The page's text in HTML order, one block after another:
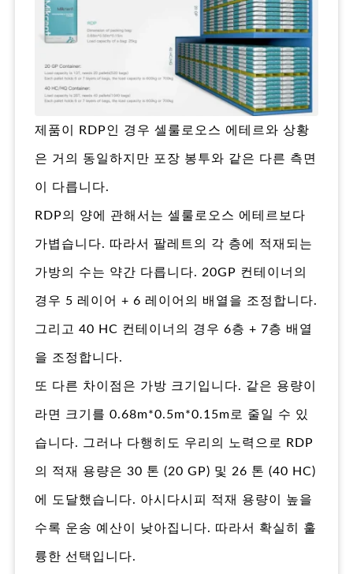
제품이 RDP인 경우 셀룰로오스 에테르와 상황
은 거의 동일하지만 포장 봉투와 같은 다른 측면
이 다릅니다.
RDP의 양에 관해서는 셀룰로오스 에테르보다
가볍습니다. 따라서 팔레트의 각 층에 적재되는
가방의 수는 약간 다릅니다. 20GP 컨테이너의
경우 5 레이어 + 6 레이어의 배열을 조정합니다.
그리고 40 HC 컨테이너의 경우 6층 + 7층 배열
을 조정합니다.
또 다른 차이점은 가방 크기입니다. 같은 용량이
라면 크기를 0.68m*0.5m*0.15m로 줄일 수 있
습니다. 그러나 다행히도 우리의 노력으로 RDP
의 적재 용량은 30 톤 (20 GP) 및 26 톤 (40 HC)
에 도달했습니다. 아시다시피 적재 용량이 높을
수록 운송 예산이 낮아집니다. 따라서 확실히 훌
륭한 선택입니다.